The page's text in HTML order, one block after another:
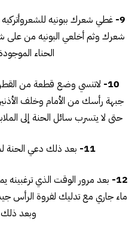
9- غطي شعرك ببونيه
شعرك وثم أخلعي البونيه من
الحناء
10- لاتنسي وضع قطعة من القطن
جبهة رأسك من الأمام وخلف
حتى لا يتسرب سائل الحنة إلى
11- بعد ذلك دعي الحنة لمدة
12- بعد مرور الوقت الذي
ماء جاري مع تدليك لفروة الرأس
وبعد